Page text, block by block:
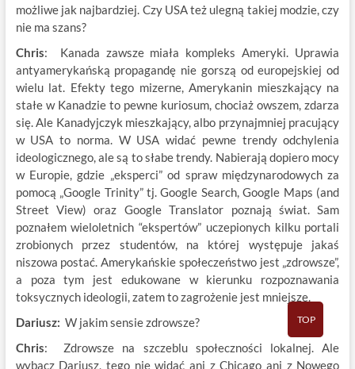
możliwe jak najbardziej. Czy USA też ulegną takiej modzie, czy
nie ma szans?
Chris: Kanada zawsze miała kompleks Ameryki. Uprawia
antyamerykańską propagandę nie gorszą od europejskiej od
wielu lat. Efekty tego mizerne, Amerykanin mieszkający na
stałe w Kanadzie to pewne kuriosum, chociaż owszem, zdarza
się. Ale Kanadyjczyk mieszkający, albo przynajmniej pracujący
w USA to norma. W USA widać pewne trendy odchylenia
ideologicznego, ale są to słabe trendy. Nabierają dopiero mocy
w Europie, gdzie „eksperci” od spraw międzynarodowych za
pomocą „Google Trinity” tj. Google Search, Google Maps (and
Street View) oraz Google Translator poznają świat. Sam
poznałem wieloletnich “ekspertów” uczepionych kilku portali
zrobionych przez studentów, na której występuje jakaś
niszowa postać. Amerykańskie społeczeństwo jest „zdrowsze”,
a poza tym jest edukowane w kierunku rozpoznawania
toksycznych ideologii, zatem to zagrożenie jest mniejsze.
Dariusz: W jakim sensie zdrowsze?
Chris: Zdrowsze na szczeblu społeczności lokalnej. Ale
wybacz Dariusz, tego nie widać ani z Chicago ani z Nowego
TOP